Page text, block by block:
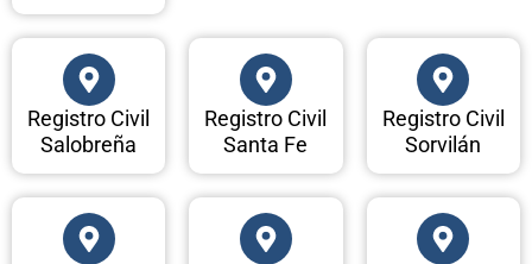
Registro Civil
Salobreña
Registro Civil
Santa Fe
Registro Civil
Sorvilán